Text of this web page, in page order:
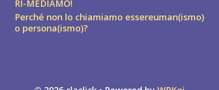
RI-MEDIAMO!
Perché non lo chiamiamo essereuman(ismo)
o persona(ismo)?